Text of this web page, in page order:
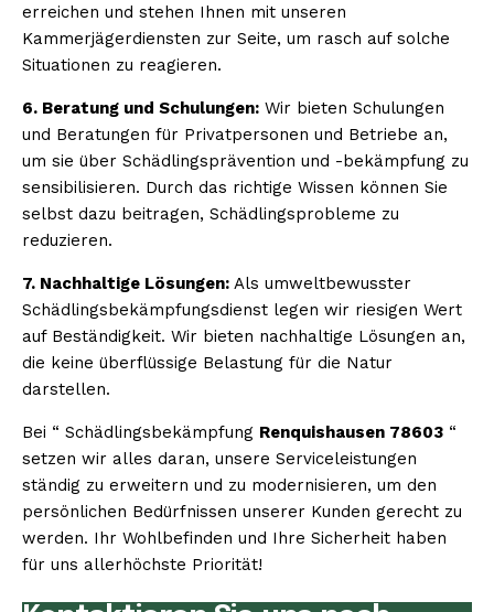
erreichen und stehen Ihnen mit unseren
Kammerjägerdiensten zur Seite, um rasch auf solche
Situationen zu reagieren.
6. Beratung und Schulungen: Wir bieten Schulungen
und Beratungen für Privatpersonen und Betriebe an,
um sie über Schädlingsprävention und -bekämpfung zu
sensibilisieren. Durch das richtige Wissen können Sie
selbst dazu beitragen, Schädlingsprobleme zu
reduzieren.
7. Nachhaltige Lösungen: Als umweltbewusster
Schädlingsbekämpfungsdienst legen wir riesigen Wert
auf Beständigkeit. Wir bieten nachhaltige Lösungen an,
die keine überflüssige Belastung für die Natur
darstellen.
Bei “ Schädlingsbekämpfung Renquishausen 78603 “
setzen wir alles daran, unsere Serviceleistungen
ständig zu erweitern und zu modernisieren, um den
persönlichen Bedürfnissen unserer Kunden gerecht zu
werden. Ihr Wohlbefinden und Ihre Sicherheit haben
für uns allerhöchste Priorität!